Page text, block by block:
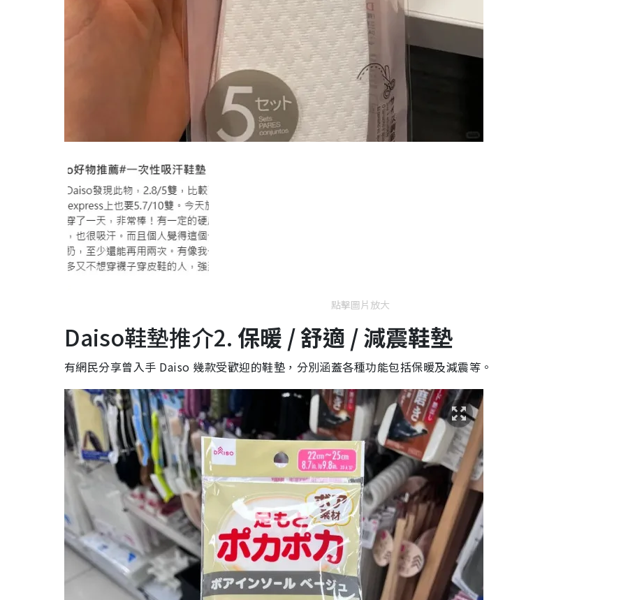
點擊圖片放大
Daiso鞋墊推介2. 保暖 / 舒適 / 減震鞋墊
有網民分享曾入手 Daiso 幾款受歡迎的鞋墊，分別涵蓋各種功能包括保暖及減震等。